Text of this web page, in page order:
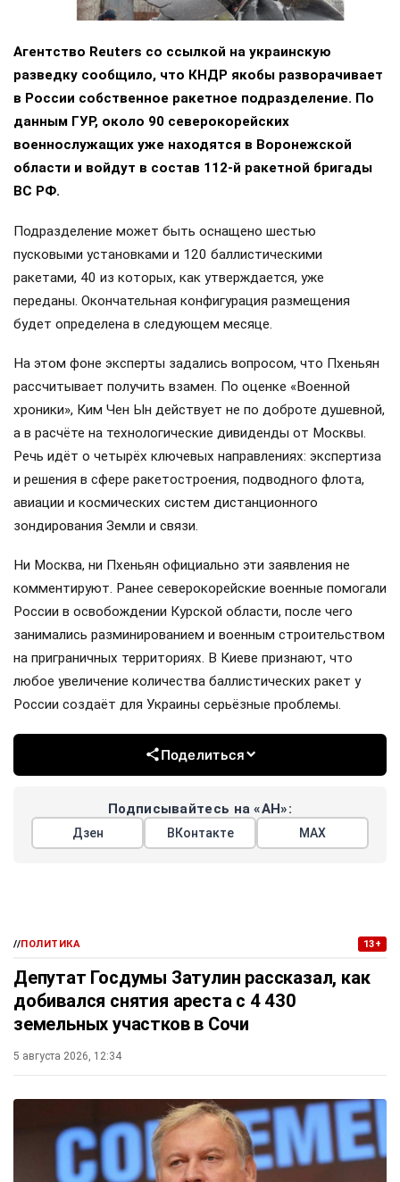
Агентство Reuters со ссылкой на украинскую
разведку сообщило, что КНДР якобы разворачивает
в России собственное ракетное подразделение. По
данным ГУР, около 90 северокорейских
военнослужащих уже находятся в Воронежской
области и войдут в состав 112-й ракетной бригады
ВС РФ.
Подразделение может быть оснащено шестью
пусковыми установками и 120 баллистическими
ракетами, 40 из которых, как утверждается, уже
переданы. Окончательная конфигурация размещения
будет определена в следующем месяце.
На этом фоне эксперты задались вопросом, что Пхеньян
рассчитывает получить взамен. По оценке «Военной
хроники», Ким Чен Ын действует не по доброте душевной,
а в расчёте на технологические дивиденды от Москвы.
Речь идёт о четырёх ключевых направлениях: экспертиза
и решения в сфере ракетостроения, подводного флота,
авиации и космических систем дистанционного
зондирования Земли и связи.
Ни Москва, ни Пхеньян официально эти заявления не
комментируют. Ранее северокорейские военные помогали
России в освобождении Курской области, после чего
занимались разминированием и военным строительством
на приграничных территориях. В Киеве признают, что
любое увеличение количества баллистических ракет у
России создаёт для Украины серьёзные проблемы.
Поделиться
Подписывайтесь на «АН»:
Дзен ВКонтакте МАХ
//ПОЛИТИКА 13+
Депутат Госдумы Затулин рассказал, как
добивался снятия ареста с 4 430
земельных участков в Сочи
5 августа 2026, 12:34